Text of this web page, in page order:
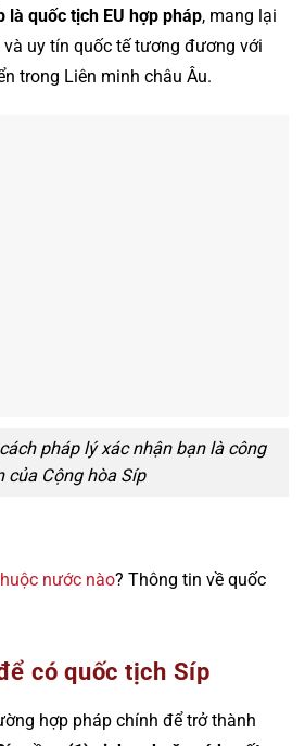
là quốc tịch EU hợp pháp, mang lại
uy tín quốc tế tương đương với
trong Liên minh châu Âu.
pháp lý xác nhận bạn là công
của Cộng hòa Síp
nước nào? Thông tin về quốc
có quốc tịch Síp
hợp pháp chính để trở thành